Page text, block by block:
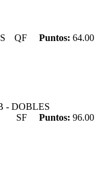
QF Puntos: 64.00
- DOBLES
SF
Puntos: 96.00